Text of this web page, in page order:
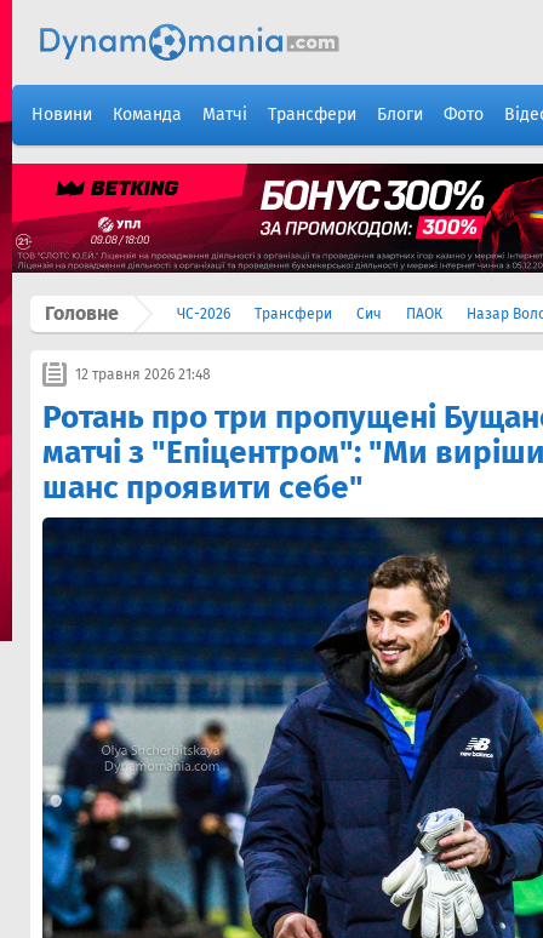
Новини Команда Матчі Трансфери Блоги Фото
Головне ЧС-2026 Трансфери Сич ПАОК Назар
12 травня 2026 21:48
Ротань про три пропущені
матчі з "Епіцентром": "Ми
шанс проявити себе"